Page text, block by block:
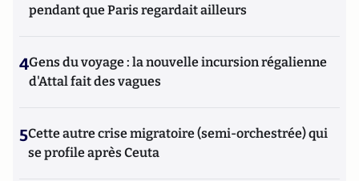
pendant que Paris regardait ailleurs
4Gens du voyage : la nouvelle incursion régalienne
d'Attal fait des vagues
5Cette autre crise migratoire (semi-orchestrée) qui
se profile après Ceuta